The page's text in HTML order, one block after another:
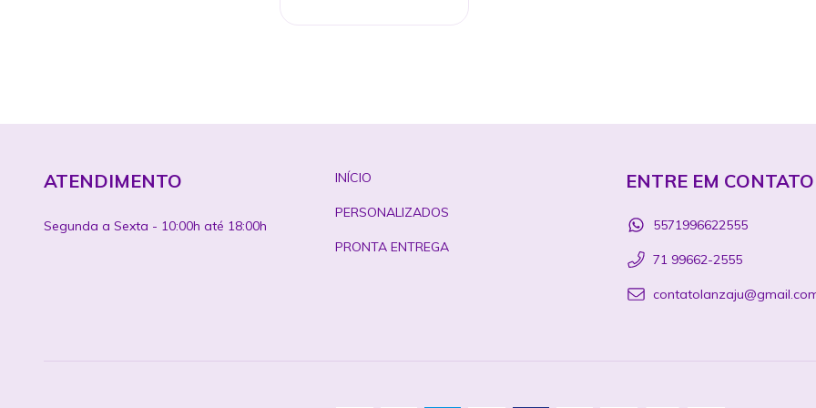
ATENDIMENTO
Segunda a Sexta - 10:00h até 18:00h
INÍCIO
PERSONALIZADOS
PRONTA ENTREGA
ENTRE EM CONTATO
5571996622555
71 99662-2555